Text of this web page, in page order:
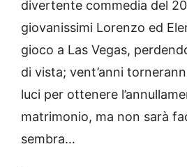
divertente commedia del
giovanissimi Lorenzo ed
gioco a Las Vegas,
di vista; vent’anni
luci per ottenere
matrimonio, ma non sarà
sembra…